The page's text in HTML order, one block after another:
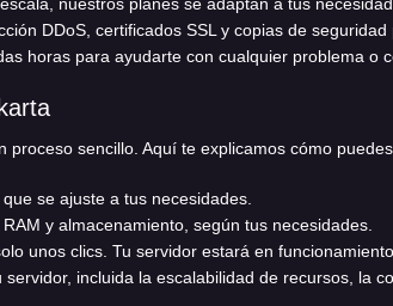
DDoS, certificados SSL y copias de
horas para ayudarte con cualquier problema o
proceso sencillo. Aquí te explicamos cómo
se ajuste a tus necesidades.
y almacenamiento, según tus necesidades.
unos clics. Tu servidor estará en
incluida la escalabilidad de recursos, la